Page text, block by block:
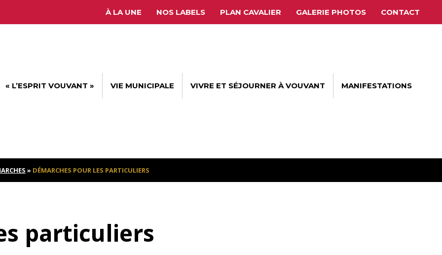
À LA UNE NOS LABELS PLAN CAVALIER GALERIE PHOTOS CONTACT
« L’ESPRIT VOUVANT » VIE MUNICIPALE VIVRE ET SÉJOURNER À VOUVANT MANIFESTATIONS
» DÉMARCHES POUR LES PARTICULIERS
particuliers